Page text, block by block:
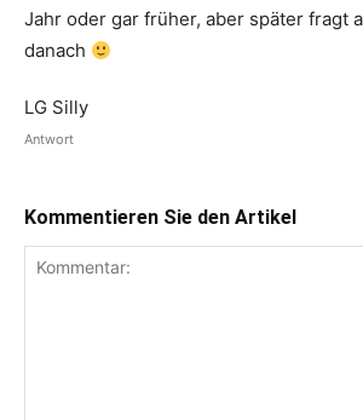
Jahr oder gar früher, aber später fragt
danach
LG Silly
Antwort
Kommentieren Sie den Artikel